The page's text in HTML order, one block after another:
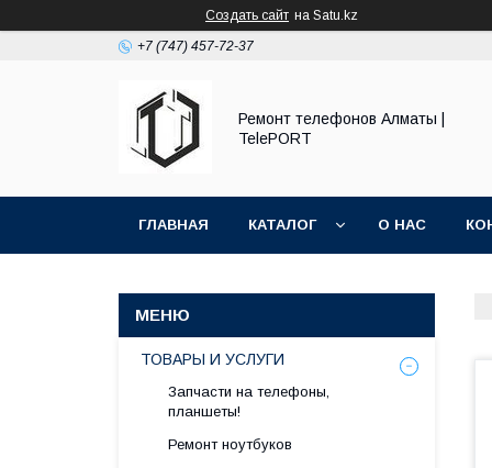
Создать сайт на Satu.kz
+7 (747) 457-72-37
Ремонт телефонов Алматы |
TelePORT
ГЛАВНАЯ КАТАЛОГ О НАС
ТОВАРЫ И УСЛУГИ
Запчасти на телефоны,
планшеты!
Ремонт ноутбуков